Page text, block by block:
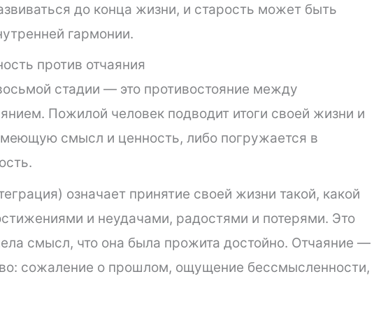
до конца жизни, и старость может быть
гармонии.
против отчаяния
стадии — это противостояние между
Пожилой человек подводит итоги своей жизни и
смысл и ценность, либо погружается в
означает принятие своей жизни такой, какой
и неудачами, радостями и потерями. Это
смысл, что она была прожита достойно. Отчаяние —
сожаление о прошлом, ощущение бессмысленности,